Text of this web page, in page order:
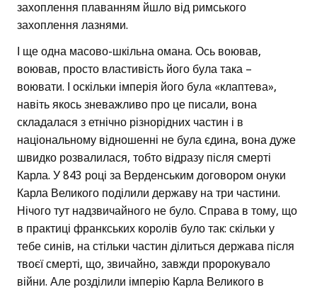
захоплення плаванням йшло від римського
захоплення лазнями.
І ще одна масово-шкільна омана. Ось воював,
воював, просто властивість його була така –
воювати. І оскільки імперія його була «клаптева»,
навіть якось зневажливо про це писали, вона
складалася з етнічно різнорідних частин і в
національному відношенні не була єдина, вона дуже
швидко розвалилася, тобто відразу після смерті
Карла. У 843 році за Верденським договором онуки
Карла Великого поділили державу на три частини.
Нічого тут надзвичайного не було. Справа в тому, що
в практиці франкських королів було так: скільки у
тебе синів, на стільки частин ділиться держава після
твоєї смерті, що, звичайно, завжди пророкувало
війни. Але розділили імперію Карла Великого в